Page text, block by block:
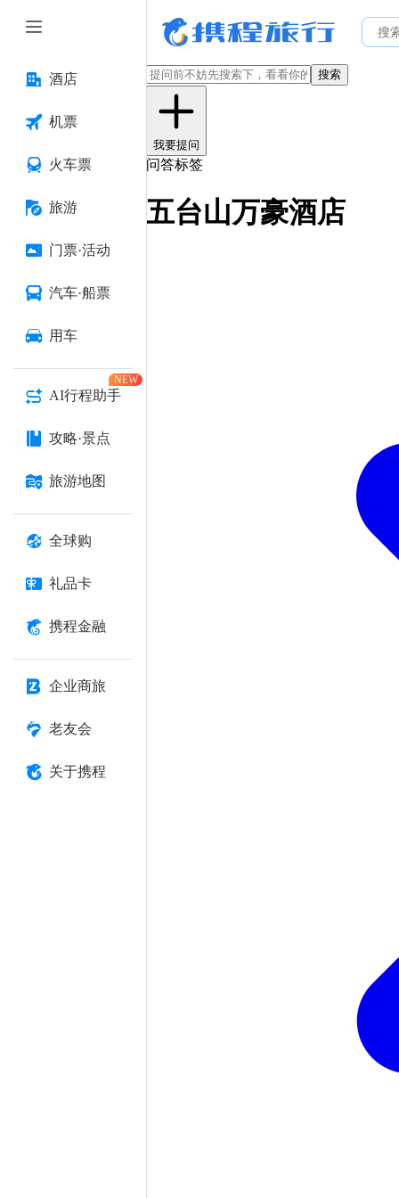
酒店
机票
火车票
旅游
门票·活动
汽车·船票
用车
AI行程助手
NEW
攻略·景点
旅游地图
全球购
礼品卡
携程金融
企业商旅
老友会
关于携程
搜索
我要提问
问答标签
五台山万豪酒店